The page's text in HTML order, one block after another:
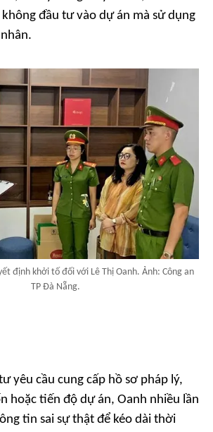
đầu tư vào dự án mà sử dụng
định khởi tố đối với Lê Thị Oanh. Ảnh: Công an
TP Đà Nẵng.
yêu cầu cung cấp hồ sơ pháp lý,
hoặc tiến độ dự án, Oanh nhiều lần
tin sai sự thật để kéo dài thời